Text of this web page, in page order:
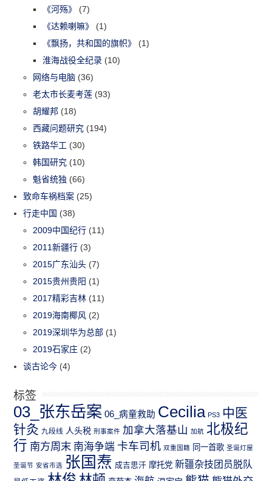
《河殇》
(7)
《达赖喇嘛》
(1)
《飘扬，共和国的旗帜》
(1)
淮海战役全纪录 (10)
网络与电脑 (36)
老太市长麦考莲 (93)
胡耀邦 (18)
西藏问题研究 (194)
铁路华工 (30)
韩国研究 (10)
魁省统独 (66)
致命车祸档案 (25)
行走中国 (38)
2009中国纪行 (11)
2011新疆行 (3)
2015广东汕头 (7)
2015贵州贵阳 (1)
2017精彩吉林 (11)
2019海南椰风 (2)
2019深圳华为总部 (1)
2019石家庄 (2)
谈古论今 (4)
标签
03_张东岳案 06_病童救助 Cecilia PS3 中医
针灸 九段线 人头税 刑事案件 加拿大落基山 加航 北极纪
行 南方周末 南海争端 卡车司机 双重国籍 同一首歌 圣诞灯屋
圣诞节 安省市选 张国焘 成吉思汗 摩托党 新疆杂技团员脱队